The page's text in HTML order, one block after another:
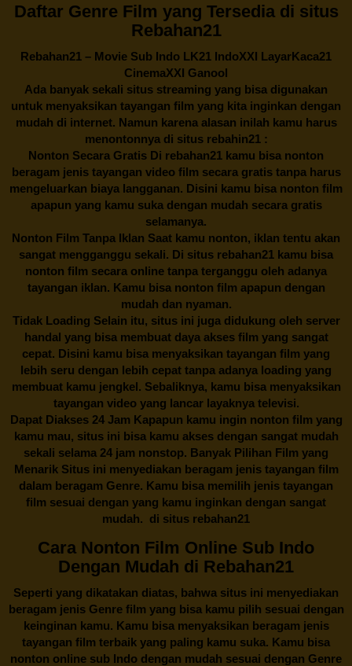
Daftar Genre Film yang Tersedia di situs
Rebahan21
Rebahan21 – Movie Sub Indo LK21 IndoXXI LayarKaca21
CinemaXXI Ganool
Ada banyak sekali situs streaming yang bisa digunakan
untuk menyaksikan tayangan film yang kita inginkan dengan
mudah di internet. Namun karena alasan inilah kamu harus
menontonnya di situs rebahin21 :
Nonton Secara Gratis Di rebahan21 kamu bisa nonton
beragam jenis tayangan video film secara gratis tanpa harus
mengeluarkan biaya langganan. Disini kamu bisa nonton film
apapun yang kamu suka dengan mudah secara gratis
selamanya.
Nonton Film Tanpa Iklan Saat kamu nonton, iklan tentu akan
sangat mengganggu sekali. Di situs rebahan21 kamu bisa
nonton film secara online tanpa terganggu oleh adanya
tayangan iklan. Kamu bisa nonton film apapun dengan
mudah dan nyaman.
Tidak Loading Selain itu, situs ini juga didukung oleh server
handal yang bisa membuat daya akses film yang sangat
cepat. Disini kamu bisa menyaksikan tayangan film yang
lebih seru dengan lebih cepat tanpa adanya loading yang
membuat kamu jengkel. Sebaliknya, kamu bisa menyaksikan
tayangan video yang lancar layaknya televisi.
Dapat Diakses 24 Jam Kapapun kamu ingin nonton film yang
kamu mau, situs ini bisa kamu akses dengan sangat mudah
sekali selama 24 jam nonstop. Banyak Pilihan Film yang
Menarik Situs ini menyediakan beragam jenis tayangan film
dalam beragam Genre. Kamu bisa memilih jenis tayangan
film sesuai dengan yang kamu inginkan dengan sangat
mudah. di situs rebahan21
Cara Nonton Film Online Sub Indo
Dengan Mudah di Rebahan21
Seperti yang dikatakan diatas, bahwa situs ini menyediakan
beragam jenis Genre film yang bisa kamu pilih sesuai dengan
keinginan kamu. Kamu bisa menyaksikan beragam jenis
tayangan film terbaik yang paling kamu suka. Kamu bisa
nonton online sub Indo dengan mudah sesuai dengan Genre